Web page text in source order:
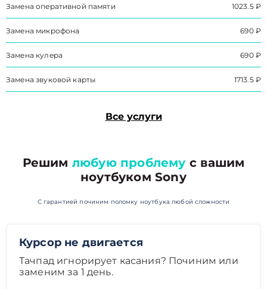
Замена оперативной памяти 1023.5 ₽
Замена микрофона 690 ₽
Замена кулера 690 ₽
Замена звуковой карты 1713.5 ₽
Все услуги
Решим любую проблему с вашим
ноутбуком Sony
С гарантией починим поломку ноутбука любой сложности
Курсор не двигается
Тачпад игнорирует касания? Починим или
заменим за 1 день.